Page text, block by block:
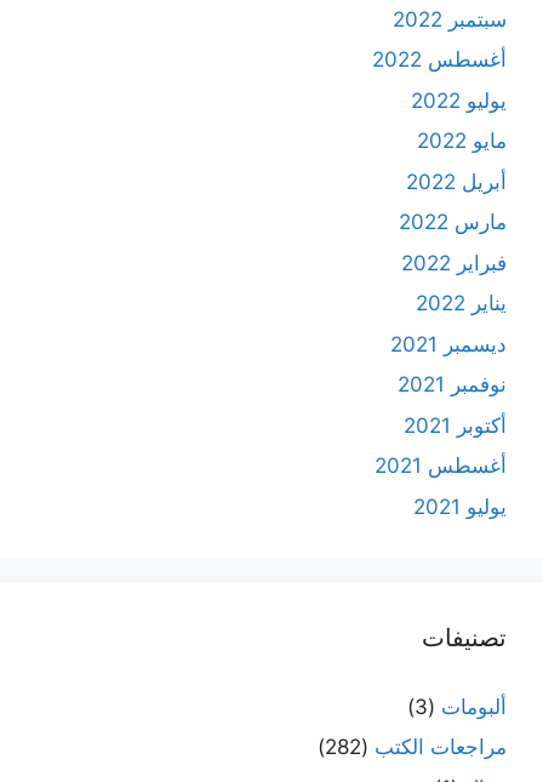
سبتمبر 2022
أغسطس 2022
يوليو 2022
مايو 2022
أبريل 2022
مارس 2022
فبراير 2022
يناير 2022
ديسمبر 2021
نوفمبر 2021
أكتوبر 2021
أغسطس 2021
يوليو 2021
تصنيفات
ألبومات (3)
مراجعات الكتب (282)